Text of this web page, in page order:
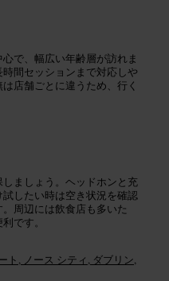
で、幅広い年齢層が訪れま
間セッションまで対応しや
店舗ごとに違うため、行く
ましょう。ヘッドホンと充
したい時は空き状況を確認
周辺には飲食店も多いた
です。
ト, ノース シティ, ダブリン,